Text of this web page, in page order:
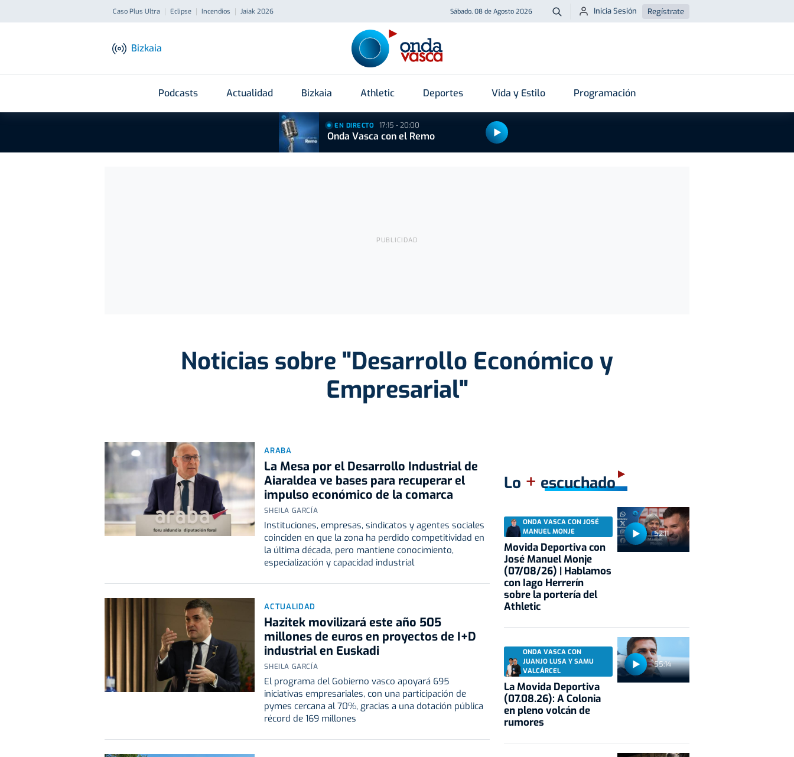
Caso Plus Ultra Eclipse Incendios Jaiak 2026 Sábado, 08 de Agosto 2026 Buscar
Inicia Sesión Regístrate
Bizkaia
Podcasts Actualidad Bizkaia Athletic Deportes Vida y Estilo Programación
EN DIRECTO 17:15 - 20:00
Onda Vasca con el Remo
Noticias sobre "Desarrollo Económico y
Empresarial"
ARABA
La Mesa por el Desarrollo Industrial de
Aiaraldea ve bases para recuperar el
impulso económico de la comarca
SHEILA GARCÍA
Instituciones, empresas, sindicatos y agentes sociales
coinciden en que la zona ha perdido competitividad en
la última década, pero mantiene conocimiento,
especialización y capacidad industrial
ACTUALIDAD
Hazitek movilizará este año 505
millones de euros en proyectos de I+D
industrial en Euskadi
SHEILA GARCÍA
El programa del Gobierno vasco apoyará 695
iniciativas empresariales, con una participación de
pymes cercana al 70%, gracias a una dotación pública
récord de 169 millones
Lo + escuchado
52:11
ONDA VASCA CON JOSÉ
MANUEL MONJE
Movida Deportiva con
José Manuel Monje
(07/08/26) | Hablamos
con Iago Herrerín
sobre la portería del
Athletic
55:14
ONDA VASCA CON
JUANJO LUSA Y SAMU
VALCÁRCEL
La Movida Deportiva
(07.08.26): A Colonia
en pleno volcán de
rumores